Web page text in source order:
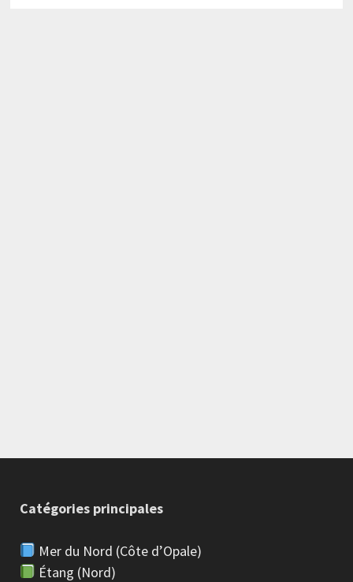
Catégories principales
Mer du Nord (Côte d’Opale)
Étang (Nord)